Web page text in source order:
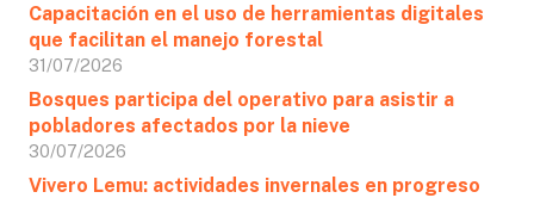
Capacitación en el uso de herramientas digitales
que facilitan el manejo forestal
31/07/2026
Bosques participa del operativo para asistir a
pobladores afectados por la nieve
30/07/2026
Vivero Lemu: actividades invernales en progreso